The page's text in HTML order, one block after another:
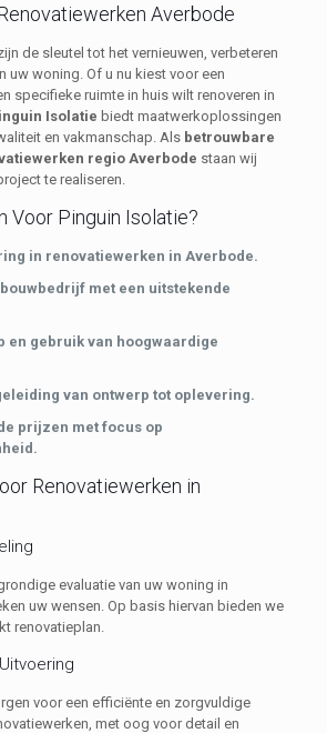
Averbode
de sleutel tot het vernieuwen, verbeteren
uw woning. Of u nu kiest voor een
specifieke ruimte in huis wilt renoveren in
Isolatie biedt maatwerkoplossingen
en vakmanschap. Als betrouwbare
regio Averbode staan wij
te realiseren.
Voor Pinguin Isolatie?
in renovatiewerken in Averbode.
met een uitstekende
en gebruik van hoogwaardige
van ontwerp tot oplevering.
prijzen met focus op
Renovatiewerken in
evaluatie van uw woning in
uw wensen. Op basis hiervan bieden we
renovatieplan.
voor een efficiënte en zorgvuldige
met oog voor detail en